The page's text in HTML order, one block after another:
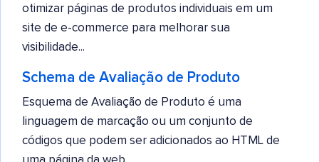
otimizar páginas de produtos individuais em um
site de e-commerce para melhorar sua
visibilidade...
Schema de Avaliação de Produto
Esquema de Avaliação de Produto é uma
linguagem de marcação ou um conjunto de
códigos que podem ser adicionados ao HTML de